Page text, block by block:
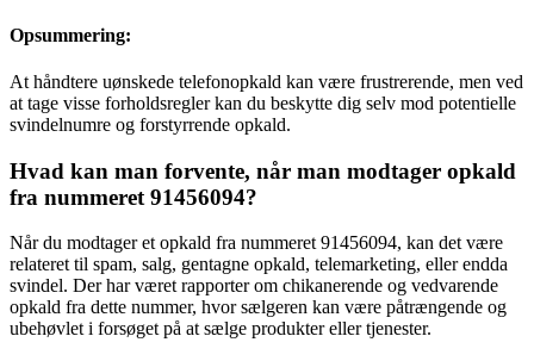
Opsummering:
At håndtere uønskede telefonopkald kan være frustrerende, men ved
at tage visse forholdsregler kan du beskytte dig selv mod potentielle
svindelnumre og forstyrrende opkald.
Hvad kan man forvente, når man modtager opkald
fra nummeret 91456094?
Når du modtager et opkald fra nummeret 91456094, kan det være
relateret til spam, salg, gentagne opkald, telemarketing, eller endda
svindel. Der har været rapporter om chikanerende og vedvarende
opkald fra dette nummer, hvor sælgeren kan være påtrængende og
ubehøvlet i forsøget på at sælge produkter eller tjenester.